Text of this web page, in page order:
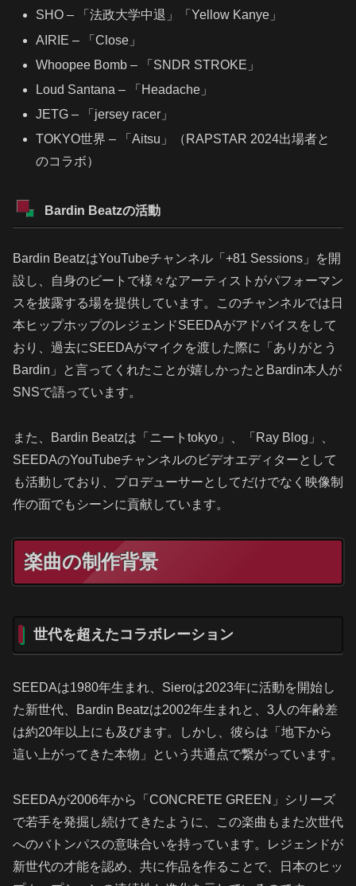
SHO – 「法政大学中退」「Yellow Kanye」
AIRIE – 「Close」
Whoopee Bomb – 「SNDR STROKE」
Loud Santana – 「Headache」
JETG – 「jersey racer」
TOKYO世界 – 「Aitsu」（RAPSTAR 2024出場者と
のコラボ）
Bardin Beatzの活動
Bardin BeatzはYouTubeチャンネル「+81 Sessions」を開
設し、自身のビートで様々なアーティストがパフォーマン
スを披露する場を提供しています。このチャンネルでは日
本ヒップホップのレジェンドSEEDAがアドバイスをして
おり、過去にSEEDAがマイクを渡した際に「ありがとう
Bardin」と言ってくれたことが嬉しかったとBardin本人が
SNSで語っています。
また、Bardin Beatzは「ニートtokyo」、「Ray Blog」、
SEEDAのYouTubeチャンネルのビデオエディターとして
も活動しており、プロデューサーとしてだけでなく映像制
作の面でもシーンに貢献しています。
楽曲の制作背景
世代を超えたコラボレーション
SEEDAは1980年生まれ、Sieroは2023年に活動を開始し
た新世代、Bardin Beatzは2002年生まれと、3人の年齢差
は約20年以上にも及びます。しかし、彼らは「地下から
這い上がってきた本物」という共通点で繋がっています。
SEEDAが2006年から「CONCRETE GREEN」シリーズ
で若手を発掘し続けてきたように、この楽曲もまた次世代
へのバトンパスの意味合いを持っています。レジェンドが
新世代の才能を認め、共に作品を作ることで、日本のヒッ